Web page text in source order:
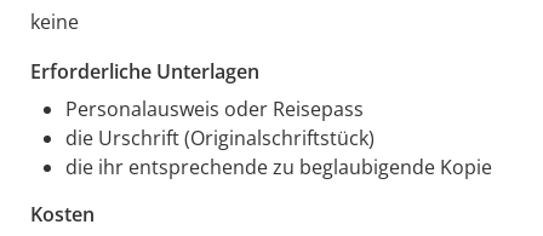
keine
Erforderliche Unterlagen
Personalausweis oder Reisepass
die Urschrift (Originalschriftstück)
die ihr entsprechende zu beglaubigende Kopie
Kosten